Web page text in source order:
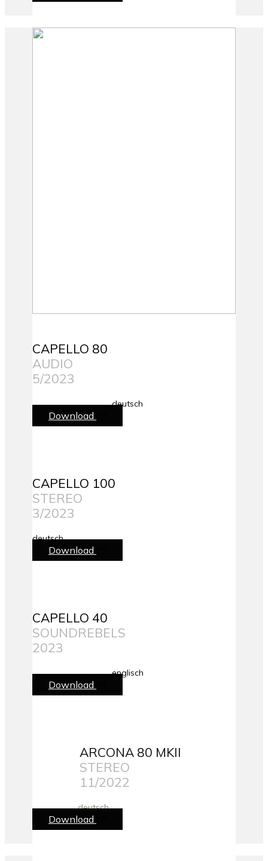
CAPELLO 80
AUDIO
5/2023
deutsch
Download
CAPELLO 100
STEREO
3/2023
deutsch
Download
CAPELLO 40
SOUNDREBELS
2023
englisch
Download
ARCONA 80 MKII
STEREO
11/2022
deutsch
Download